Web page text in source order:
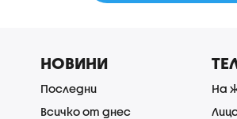
НОВИНИ
Последни
Всичко от днес
На